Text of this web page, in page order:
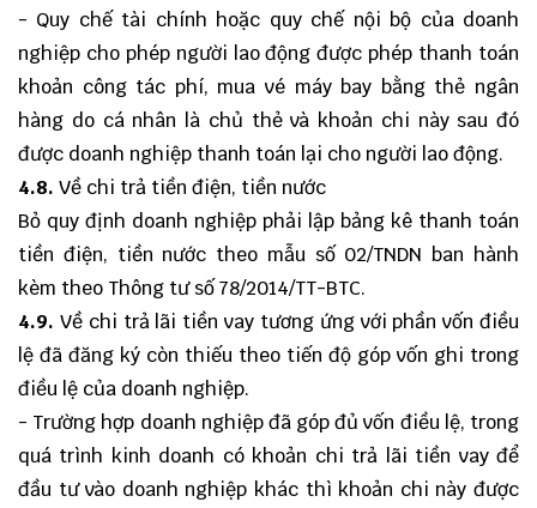
- Quy chế tài chính hoặc quy chế nội bộ của doanh
nghiệp cho phép người lao động được phép thanh toán
khoản công tác phí, mua vé máy bay bằng thẻ ngân
hàng do cá nhân là chủ thẻ và khoản chi này sau đó
được doanh nghiệp thanh toán lại cho người lao động.
4.8. Về chi trả tiền điện, tiền nước
Bỏ quy định doanh nghiệp phải lập bảng kê thanh toán
tiền điện, tiền nước theo mẫu số 02/TNDN ban hành
kèm theo Thông tư số 78/2014/TT-BTC.
4.9. Về chi trả lãi tiền vay tương ứng với phần vốn điều
lệ đã đăng ký còn thiếu theo tiến độ góp vốn ghi trong
điều lệ của doanh nghiệp.
- Trường hợp doanh nghiệp đã góp đủ vốn điều lệ, trong
quá trình kinh doanh có khoản chi trả lãi tiền vay để
đầu tư vào doanh nghiệp khác thì khoản chi này được